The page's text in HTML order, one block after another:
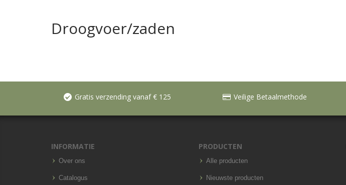
Droogvoer/zaden
Gratis verzending vanaf € 125 Veilige Betaalmethode
INFORMATIE
Over ons
Catalogus
PRODUCTEN
Alle producten
Nieuwste producten